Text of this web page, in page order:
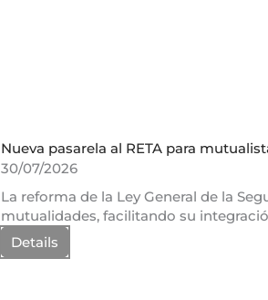
Nueva pasarela al RETA para
30/07/2026
La reforma de la Ley General de la
mutualidades, facilitando su
Details